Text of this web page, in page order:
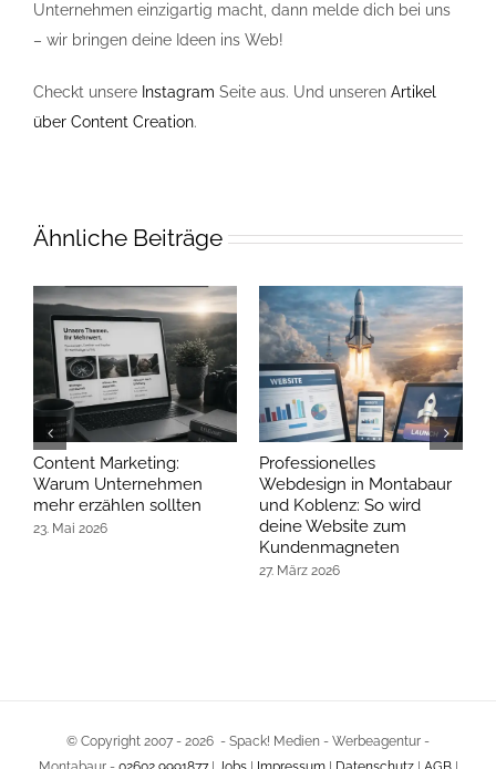
Unternehmen einzigartig macht, dann melde dich bei uns
– wir bringen deine Ideen ins Web!
Checkt unsere Instagram Seite aus. Und unseren Artikel
über Content Creation.
Ähnliche Beiträge
Content Marketing:
Warum Unternehmen
mehr erzählen sollten
23. Mai 2026
Professionelles
Webdesign in Montabaur
und Koblenz: So wird
deine Website zum
Kundenmagneten
27. März 2026
© Copyright 2007 - 2026 - Spack! Medien - Werbeagentur -